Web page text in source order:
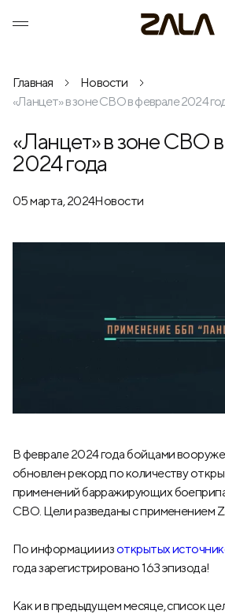
Главная
Новости
«Ланцет» в зоне СВО в феврале 2024
«Ланцет» в зоне СВО
2024 года
05 марта, 2024Новости
В феврале 2024 года бойцами
обновлен рекорд по количеству
применений барражирующих
СВО. Цели разведаны с применением
По информации изоткрытых
года зарегистрировано 163 эпизода!
Как и в предыдущем месяце, список